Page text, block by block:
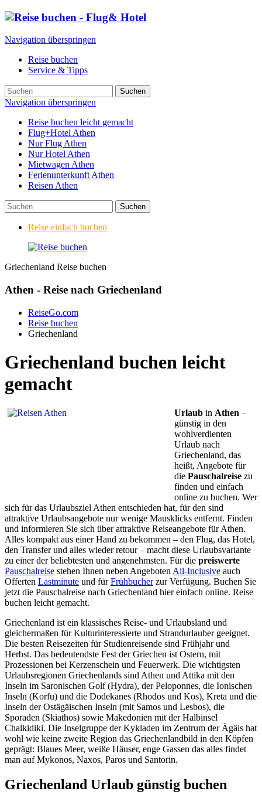
Navigation überspringen
Reise buchen
Service & Tipps
Suchen
Navigation überspringen
Reise buchen leicht gemacht
Flug+Hotel Athen
Nur Flug Athen
Nur Hotel Athen
Mietwagen Athen
Ferienunterkunft Athen
Reisen Athen
Suchen
Reise einfach buchen
Griechenland Reise buchen
Athen - Reise nach Griechenland
ReiseGo.com
Reise buchen
Griechenland
Griechenland buchen leicht
gemacht
Urlaub in Athen –
günstig in den
wohlverdienten
Urlaub nach
Griechenland, das
heißt, Angebote für
die Pauschalreise zu
finden und einfach
online zu buchen. Wer
sich für das Urlaubsziel Athen entschieden hat, für den sind
attraktive Urlaubsangebote nur wenige Mausklicks entfernt. Finden
und informieren Sie sich über attraktive Reiseangebote für Athen.
Alles kompakt aus einer Hand zu bekommen – den Flug, das Hotel,
den Transfer und alles wieder retour – macht diese Urlaubsvariante
zu einer der beliebtesten und angenehmsten. Für die preiswerte
Pauschalreise stehen Ihnen neben Angeboten All-Inclusive auch
Offerten Lastminute und fürFrühbucherzur Verfügung. Buchen Sie
jetzt die Pauschalreise nach Griechenland hier einfach online. Reise
buchen leicht gemacht.
Griechenland ist ein klassisches Reise- und Urlaubsland und
gleichermaßen für Kulturinteressierte und Strandurlauber geeignet.
Die besten Reisezeiten für Studienreisende sind Frühjahr und
Herbst. Das bedeutendste Fest der Griechen ist Ostern, mit
Prozessionen bei Kerzenschein und Feuerwerk. Die wichtigsten
Urlaubsregionen Griechenlands sind Athen und Attika mit den
Inseln im Saronischen Golf (Hydra), der Peloponnes, die Ionischen
Inseln (Korfu) und die Dodekanes (Rhodos und Kos), Kreta und die
Inseln der Ostägäischen Inseln (mit Samos und Lesbos), die
Sporaden (Skiathos) sowie Makedonien mit der Halbinsel
Chalkidiki. Die Inselgruppe der Kykladen im Zentrum der Ägäis hat
wohl wie keine zweite Region das Griechenlandbild in den Köpfen
geprägt: Blaues Meer, weiße Häuser, enge Gassen das alles findet
man auf Mykonos, Naxos, Paros und Santorin.
Griechenland Urlaub günstig buchen